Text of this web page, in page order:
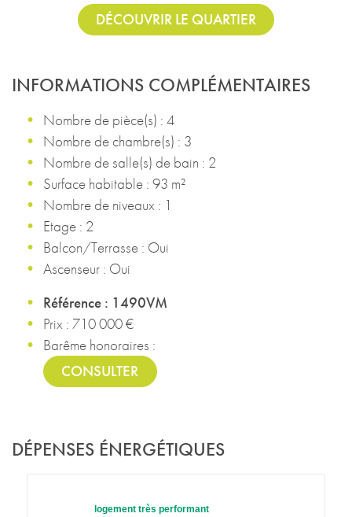
DÉCOUVRIR LE QUARTIER
INFORMATIONS COMPLÉMENTAIRES
Nombre de pièce(s) : 4
Nombre de chambre(s) : 3
Nombre de salle(s) de bain : 2
Surface habitable : 93 m²
Nombre de niveaux : 1
Etage : 2
Balcon/Terrasse : Oui
Ascenseur : Oui
Référence : 1490VM
Prix : 710 000 €
Barême honoraires :
CONSULTER
DÉPENSES ÉNERGÉTIQUES
logement très performant